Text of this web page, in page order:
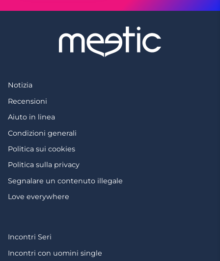
Notizia
Recensioni
Aiuto in linea
Condizioni generali
Politica sui cookies
Politica sulla privacy
Segnalare un contenuto illegale
Love everywhere
Incontri Seri
Incontri con uomini single